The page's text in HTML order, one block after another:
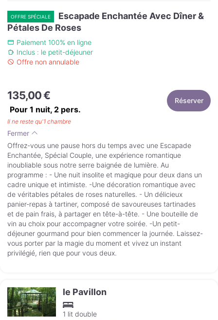
OFFRE SPÉCIALE
Escapade Enchantée Avec Dîner &
Pétales De Roses
Paiement 100% en ligne
Inclus : le petit-déjeuner
Offre non annulable
135,00 €
Pour 1 nuit, 2 pers.
Réserver
Il ne reste qu'1 chambre
Fermer
Offrez-vous une pause hors du temps avec une Escapade
Enchantée, Spécial Couple, une expérience romantique
inoubliable sous notre serre baignée de lumière. Au
programme : - Une nuit insolite et magique pour deux dans un
cadre unique et intimiste. -Une décoration romantique avec
de véritables pétales de roses naturelles. - Un délicieux
panier-repas à tartiner, composé de savoureuses tartinades
et de pain frais, à partager en tête-à-tête. - Une bouteille de
vin au choix pour accompagner votre soirée. -Un petit-
déjeuner gourmand pour bien commencer la journée. Laissez-
vous porter par la magie du moment et vivez un instant
privilégié, rien que pour vous deux.
le Pavillon
1 lit double